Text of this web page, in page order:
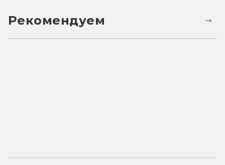
Рекомендуем